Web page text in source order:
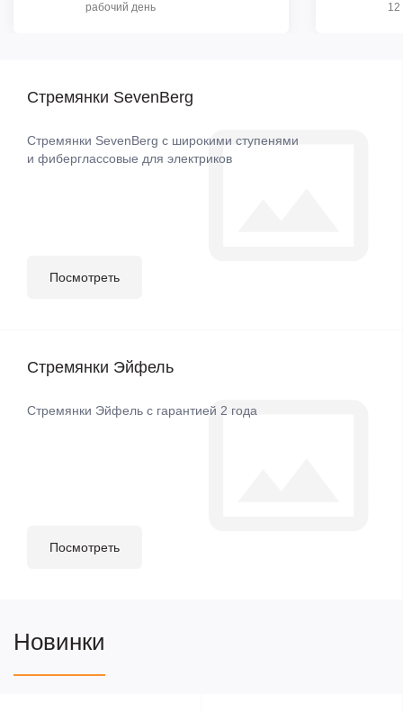
рабочий день
12
Стремянки SevenBerg
Стремянки SevenBerg с широкими ступенями
и фиберглассовые для электриков
Посмотреть
Стремянки Эйфель
Стремянки Эйфель с гарантией 2 года
Посмотреть
Новинки